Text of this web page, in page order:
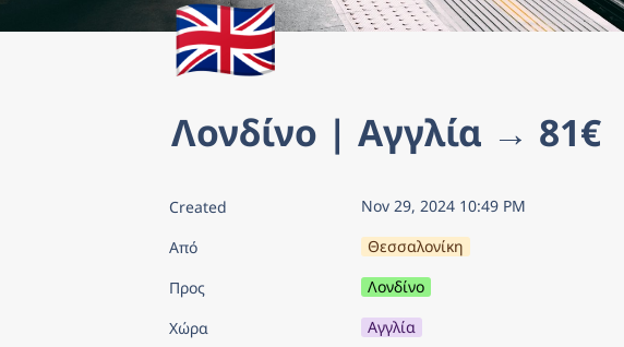
🇬🇧
Λονδίνο | Αγγλία → 81€
Created
Nov 29, 2024 10:49 PM
Από
Θεσσαλονίκη
Προς
Λονδίνο
Χώρα
Αγγλία